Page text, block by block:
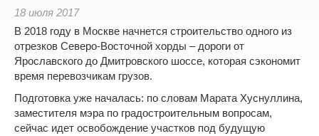
18 июля 2017
В 2018 году в Москве начнется строительство одного из
отрезков Северо-Восточной хорды – дороги от
Ярославского до Дмитровского шоссе, которая сэкономит
время перевозчикам грузов.
Подготовка уже началась: по словам Марата Хуснуллина,
заместителя мэра по градостроительным вопросам,
сейчас идет освобождение участков под будущую